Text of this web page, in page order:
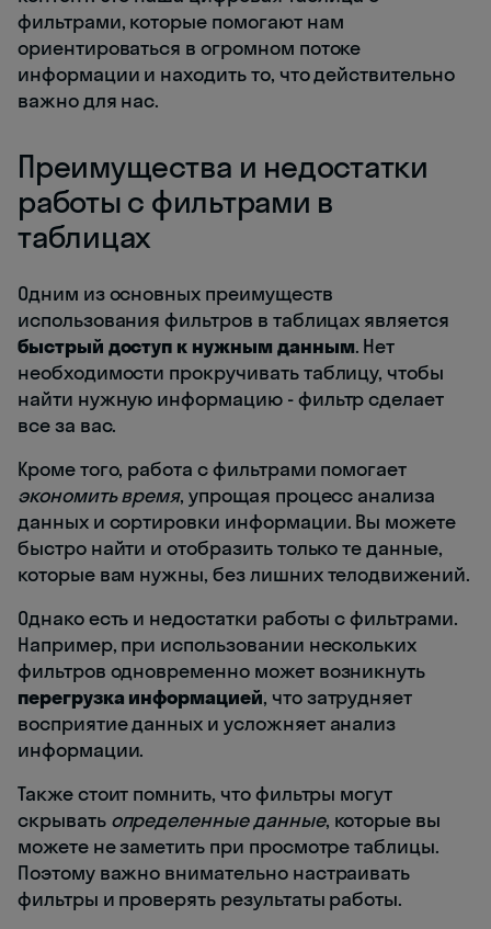
фильтрами, которые помогают нам
ориентироваться в огромном потоке
информации и находить то, что действительно
важно для нас.
Преимущества и недостатки
работы с фильтрами в
таблицах
Одним из основных преимуществ
использования фильтров в таблицах является
быстрый доступ к нужным данным. Нет
необходимости прокручивать таблицу, чтобы
найти нужную информацию - фильтр сделает
все за вас.
Кроме того, работа с фильтрами помогает
экономить время, упрощая процесс анализа
данных и сортировки информации. Вы можете
быстро найти и отобразить только те данные,
которые вам нужны, без лишних телодвижений.
Однако есть и недостатки работы с фильтрами.
Например, при использовании нескольких
фильтров одновременно может возникнуть
перегрузка информацией, что затрудняет
восприятие данных и усложняет анализ
информации.
Также стоит помнить, что фильтры могут
скрывать определенные данные, которые вы
можете не заметить при просмотре таблицы.
Поэтому важно внимательно настраивать
фильтры и проверять результаты работы.